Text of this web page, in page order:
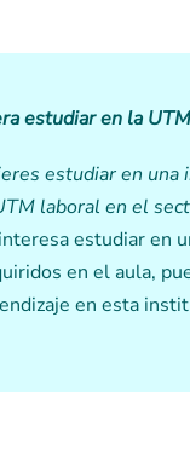
estudiar en la
estudiar en
laboral en el
estudiar en
en el aula,
en esta